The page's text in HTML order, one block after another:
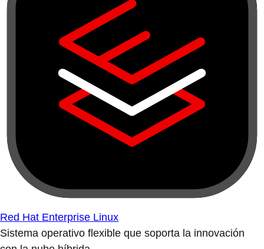
Red Hat Enterprise Linux
Sistema operativo flexible que soporta la innovación